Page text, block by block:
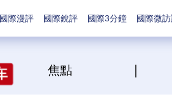
國際漫評 國際銳評 國際3分鐘 國際微
焦點